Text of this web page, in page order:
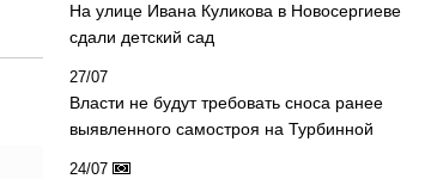
На улице Ивана Куликова в Новосергиеве
сдали детский сад
27/07
Власти не будут требовать сноса ранее
выявленного самостроя на Турбинной
24/07